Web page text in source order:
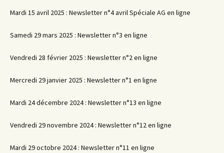
Mardi 15 avril 2025 : Newsletter n°4 avril Spéciale AG en ligne
Samedi 29 mars 2025 : Newsletter n°3 en ligne
Vendredi 28 février 2025 : Newsletter n°2 en ligne
Mercredi 29 janvier 2025 : Newsletter n°1 en ligne
Mardi 24 décembre 2024 : Newsletter n°13 en ligne
Vendredi 29 novembre 2024 : Newsletter n°12 en ligne
Mardi 29 octobre 2024 : Newsletter n°11 en ligne